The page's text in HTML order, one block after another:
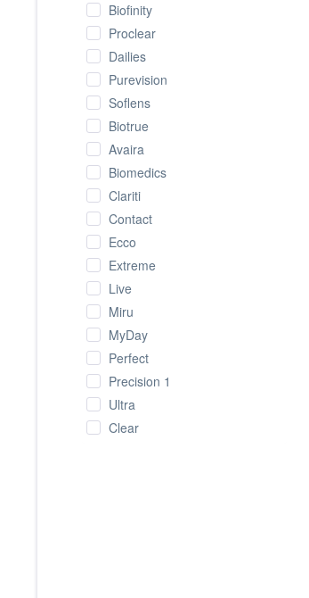
Biofinity
Proclear
Dailies
Purevision
Soflens
Biotrue
Avaira
Biomedics
Clariti
Contact
Ecco
Extreme
Live
Miru
MyDay
Perfect
Precision 1
Ultra
Clear